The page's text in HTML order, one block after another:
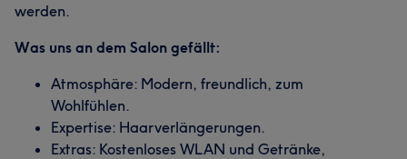
werden.
Was uns an dem Salon gefällt:
Atmosphäre: Modern, freundlich, zum
Wohlfühlen.
Expertise: Haarverlängerungen.
Extras: Kostenloses WLAN und Getränke,